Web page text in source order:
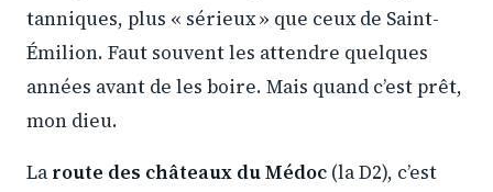
tanniques, plus « sérieux » que ceux de Saint-
Émilion. Faut souvent les attendre quelques
années avant de les boire. Mais quand c’est prêt,
mon dieu.
Laroute des châteaux du Médoc (la D2), c’est